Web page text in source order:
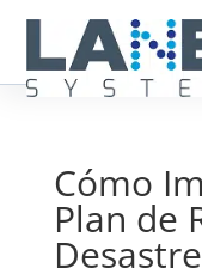
Cómo
Plan de